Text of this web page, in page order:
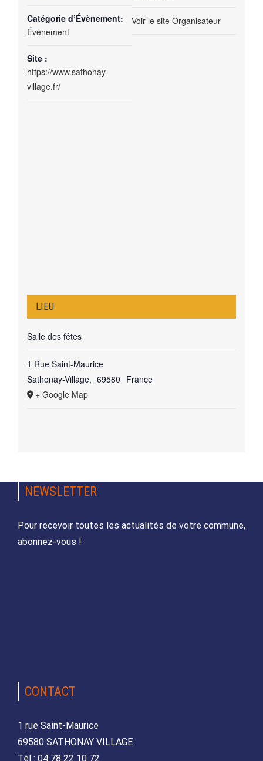
Catégorie d’Évènement:
Événement
Site :
https://www.sathonay-
village.fr/
Voir le site Organisateur
LIEU
Salle des fêtes
1 Rue Saint-Maurice
Sathonay-Village, 69580 France
+ Google Map
NEWSLETTER
Pour recevoir toutes les actualités de votre commune,
abonnez-vous !
CONTACT
1 rue Saint-Maurice
69580 SATHONAY VILLAGE
Tèl : 04 78 22 10 72